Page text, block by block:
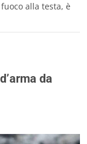
alla testa, è
da